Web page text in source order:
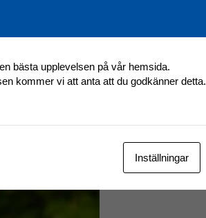
bästa upplevelsen på vår hemsida.
kommer vi att anta att du godkänner detta.
Inställningar